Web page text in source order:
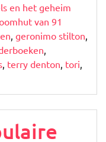
en het geheim
van 91
geronimo stilton
terry denton tori